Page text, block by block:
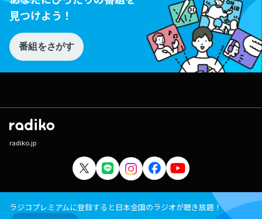
見つけよう！
番組をさがす
radiko.jp
ラジコプレミアムに登録すると日本全国のラジオが聴き放題！